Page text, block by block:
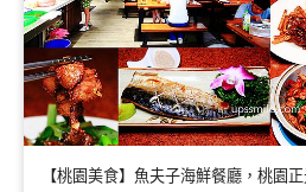
【桃園美食】魚夫子海鮮餐廳，桃園